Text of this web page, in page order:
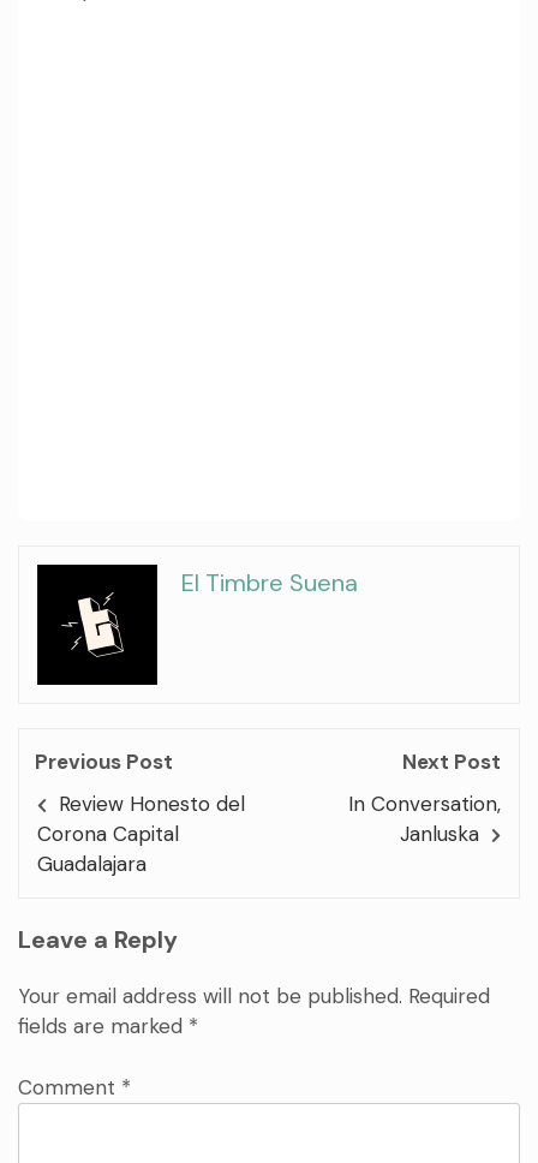
El Timbre Suena
Previous Post
Review Honesto del
Corona Capital
Guadalajara
Next Post
In Conversation,
Janluska
Leave a Reply
Your email address will not be published. Required
fields are marked *
Comment *